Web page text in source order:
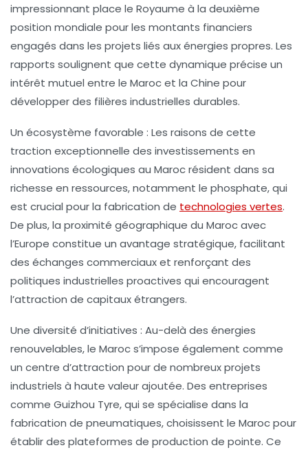
impressionnant place le Royaume à la deuxième
position mondiale pour les montants financiers
engagés dans les projets liés aux énergies propres. Les
rapports soulignent que cette dynamique précise un
intérêt mutuel entre le Maroc et la Chine pour
développer des filières industrielles durables.
Un écosystème favorable : Les raisons de cette
traction exceptionnelle des investissements en
innovations écologiques au Maroc résident dans sa
richesse en ressources, notamment le phosphate, qui
est crucial pour la fabrication de technologies vertes.
De plus, la proximité géographique du Maroc avec
l’Europe constitue un avantage stratégique, facilitant
des échanges commerciaux et renforçant des
politiques industrielles proactives qui encouragent
l’attraction de capitaux étrangers.
Une diversité d’initiatives : Au-delà des énergies
renouvelables, le Maroc s’impose également comme
un centre d’attraction pour de nombreux projets
industriels à haute valeur ajoutée. Des entreprises
comme Guizhou Tyre, qui se spécialise dans la
fabrication de pneumatiques, choisissent le Maroc pour
établir des plateformes de production de pointe. Ce